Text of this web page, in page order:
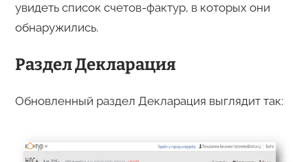
увидеть список счетов-фактур, в которых они
обнаружились.
Раздел Декларация
Обновленный раздел Декларация выглядит так: